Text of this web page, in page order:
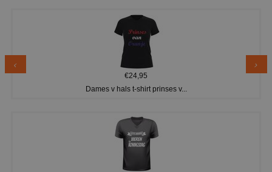
€24,95
Dames v hals t-shirt prinses v...